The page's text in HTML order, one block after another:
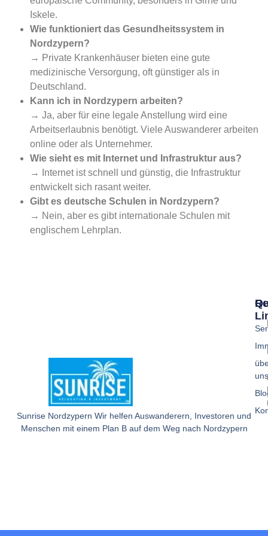
Iskele.
Wie funktioniert das Gesundheitssystem in
Nordzypern?
→ Private Krankenhäuser bieten eine gute
medizinische Versorgung, oft günstiger als in
Deutschland.
Kann ich in Nordzypern arbeiten?
→ Ja, aber für eine legale Anstellung wird eine
Arbeitserlaubnis benötigt. Viele Auswanderer arbeiten
online oder als Unternehmer.
Wie sieht es mit Internet und Infrastruktur aus?
→ Internet ist schnell und günstig, die Infrastruktur
entwickelt sich rasant weiter.
Gibt es deutsche Schulen in Nordzypern?
→ Nein, aber es gibt internationale Schulen mit
englischem Lehrplan.
Sunrise Nordzypern Wir helfen Auswanderern, Investoren und
Menschen mit einem Plan B auf dem Weg nach Nordzypern
uns